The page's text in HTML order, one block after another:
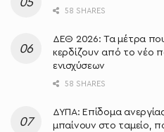
58 SHARES
ΔΕΘ 2026: Τα μέτρα που
κερδίζουν από το νέο
ενισχύσεων
58 SHARES
ΔΥΠΑ: Επίδομα
μπαίνουν στο ταμείο,